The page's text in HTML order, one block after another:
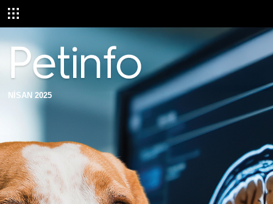
NİSAN 2025